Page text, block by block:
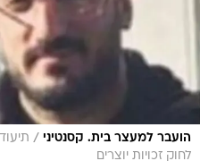
הועבר למעצר בית. קסנטיני /
לחוק זכויות יוצרים